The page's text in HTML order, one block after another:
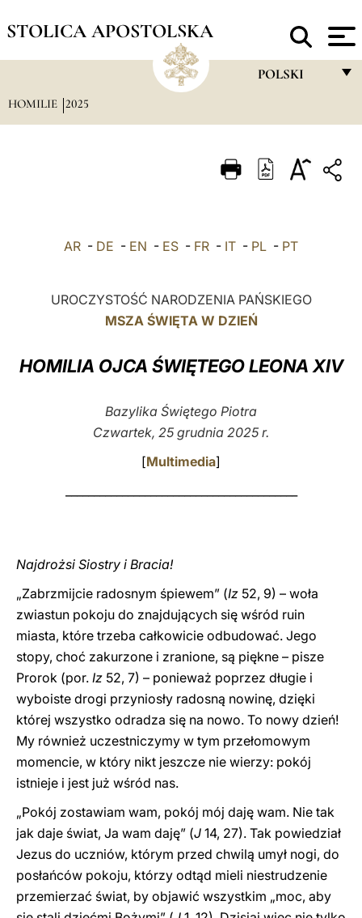
STOLICA APOSTOLSKA
POLSKI
ITALIANO
POLSKI
العربيّة
中文
HOMILIE 2025
AR - DE - EN - ES - FR - IT - PL - PT
UROCZYSTOŚĆ NARODZENIA PAŃSKIEGO
MSZA ŚWIĘTA W DZIEŃ
HOMILIA OJCA ŚWIĘTEGO LEONA XIV
Bazylika Świętego Piotra
Czwartek, 25 grudnia 2025 r.
[Multimedia]
Najdrożsi Siostry i Bracia!
„Zabrzmijcie radosnym śpiewem” (Iz 52, 9) – woła
zwiastun pokoju do znajdujących się wśród ruin
miasta, które trzeba całkowicie odbudować. Jego
stopy, choć zakurzone i zranione, są piękne – pisze
Prorok (por. Iz 52, 7) – ponieważ poprzez długie i
wyboiste drogi przyniosły radosną nowinę, dzięki
której wszystko odradza się na nowo. To nowy dzień!
My również uczestniczymy w tym przełomowym
momencie, w który nikt jeszcze nie wierzy: pokój
istnieje i jest już wśród nas.
„Pokój zostawiam wam, pokój mój daję wam. Nie tak
jak daje świat, Ja wam daję” (J 14, 27). Tak powiedział
Jezus do uczniów, którym przed chwilą umył nogi, do
posłańców pokoju, którzy odtąd mieli niestrudzenie
przemierzać świat, by objawić wszystkim „moc, aby